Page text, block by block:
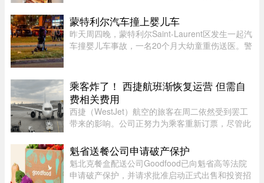
果回家一开箱，血压直接飙升——里面的零食居然
凭空消失了近三分之一！图片来 ...
蒙特利尔汽车撞上婴儿车
昨天周四晚，蒙特利尔Saint-Laurent区发生一起汽
车撞婴儿车事故，一名20个月大幼童重伤送医。警
辆汽车撞上一辆婴儿车。 ...
乘客炸了！ 西捷航班渐恢复运营 但需自
费相关费用
西捷（WestJet）航空的旅客在周二依然受到罢工
带来的影响。公司正努力为乘客重新订票，尽管此
一，WestJet 与工会达成临时协议，航班已恢复运
营。但公司在周二发邮件表 ...
魁省送餐公司申请破产保护
魁北克餐盒配送公司Goodfood已向魁省高等法院
申请破产保护，并请求批准启动正式出售和投资招